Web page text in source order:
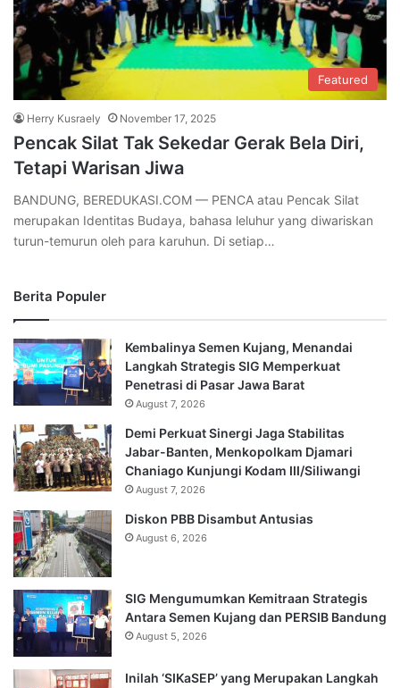
Featured
Herry Kusraely November 17, 2025
Pencak Silat Tak Sekedar Gerak Bela Diri,
Tetapi Warisan Jiwa
BANDUNG, BEREDUKASI.COM — PENCA atau Pencak Silat
merupakan Identitas Budaya, bahasa leluhur yang diwariskan
turun-temurun oleh para karuhun. Di setiap…
Berita Populer
Kembalinya Semen Kujang, Menandai
Langkah Strategis SIG Memperkuat
Penetrasi di Pasar Jawa Barat
August 7, 2026
Demi Perkuat Sinergi Jaga Stabilitas
Jabar-Banten, Menkopolkam Djamari
Chaniago Kunjungi Kodam III/Siliwangi
August 7, 2026
Diskon PBB Disambut Antusias
August 6, 2026
SIG Mengumumkan Kemitraan Strategis
Antara Semen Kujang dan PERSIB Bandung
August 5, 2026
Inilah ‘SIKaSEP’ yang Merupakan Langkah